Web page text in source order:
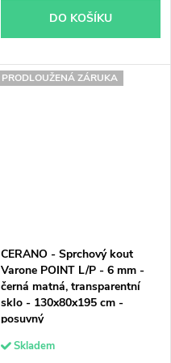
DO KOŠÍKU
PRODLOUŽENÁ ZÁRUKA
CERANO - Sprchový kout
Varone POINT L/P - 6 mm -
černá matná, transparentní
sklo - 130x80x195 cm -
posuvný
Skladem